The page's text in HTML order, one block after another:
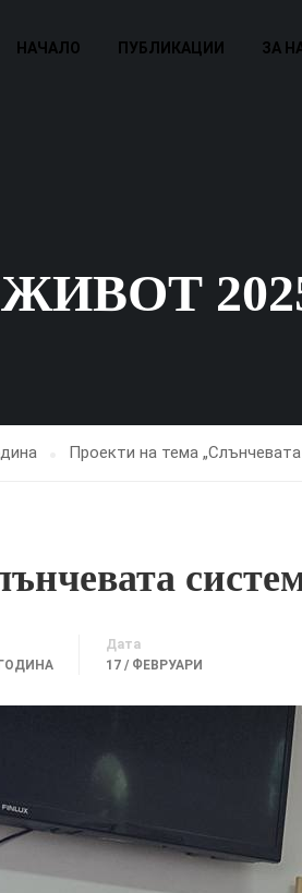
НАЧАЛО ПУБЛИКАЦИИ ЗА
Проекти на тема
Дата
17 / ФЕВРУАРИ